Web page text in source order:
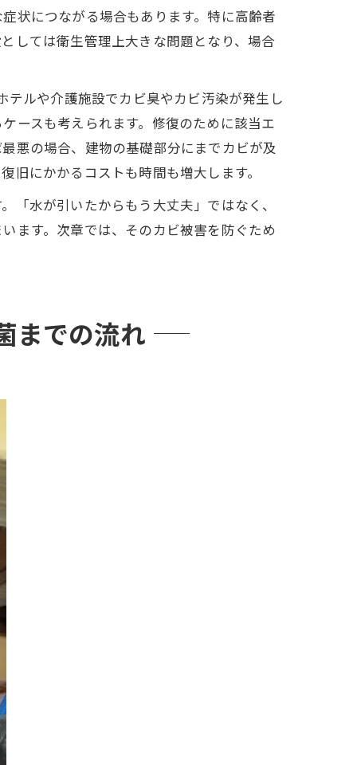
状につながる場合もあります。特に高齢者
しては衛生管理上大きな問題となり、場合
ルや介護施設でカビ臭やカビ汚染が発生し
ースも考えられます。修復のために該当エ
悪の場合、建物の基礎部分にまでカビが及
にかかるコストも時間も増大します。
「水が引いたからもう大丈夫」ではなく、
ます。次章では、そのカビ被害を防ぐため
までの流れ